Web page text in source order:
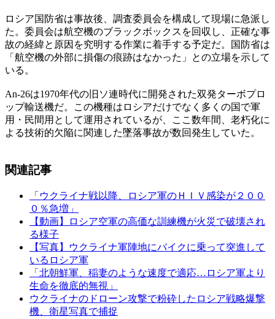
ロシア国防省は事故後、調査委員会を構成して現場に急派し
た。委員会は航空機のブラックボックスを回収し、正確な事
故の経緯と原因を究明する作業に着手する予定だ。国防省は
「航空機の外部に損傷の痕跡はなかった」との立場を示して
いる。
An‐26は1970年代の旧ソ連時代に開発された双発ターボプロ
ップ輸送機だ。この機種はロシアだけでなく多くの国で軍
用・民間用として運用されているが、ここ数年間、老朽化に
よる技術的欠陥に関連した墜落事故が数回発生していた。
関連記事
「ウクライナ戦以降、ロシア軍のＨＩＶ感染が２００
０％急増」
【動画】ロシア空軍の高価な訓練機が火災で破壊され
る様子
【写真】ウクライナ軍陣地にバイクに乗って突進して
いるロシア軍
「北朝鮮軍、稲妻のような速度で適応…ロシア軍より
生命を徹底的無視」
ウクライナのドローン攻撃で粉砕したロシア戦略爆撃
機、衛星写真で捕捉